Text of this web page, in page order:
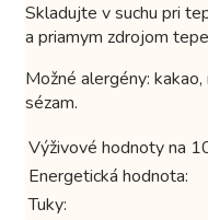
Skladujte v suchu pri
a priamym zdrojom
Možné alergény:
sézam.
Výživové hodnoty na
Energetická hodnota:
Tuky: